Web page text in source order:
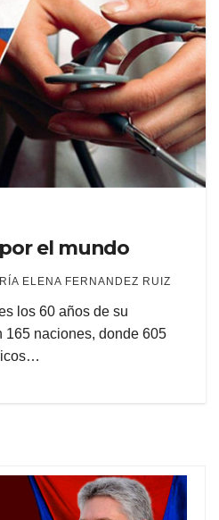
el mundo
ELENA FERNANDEZ RUIZ
los 60 años de su
165 naciones, donde 605